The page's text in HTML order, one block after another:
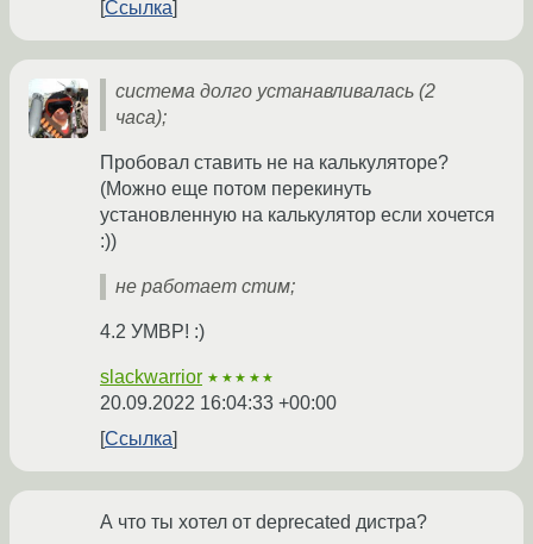
Ссылка
система долго устанавливалась (2
часа);
Пробовал ставить не на калькуляторе?
(Можно еще потом перекинуть
установленную на калькулятор если хочется
:))
не работает стим;
4.2 УМВР! :)
slackwarrior ★★★★★
20.09.2022 16:04:33 +00:00
Ссылка
А что ты хотел от deprecated дистра?